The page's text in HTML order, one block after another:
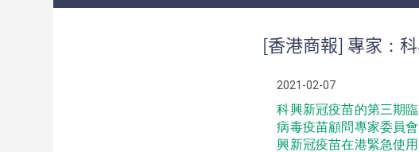
[香港商報] 專家：
2021-02-07
科興新冠疫苗的第三期
病毒疫苗顧問專家委員
興新冠疫苗在港緊急使